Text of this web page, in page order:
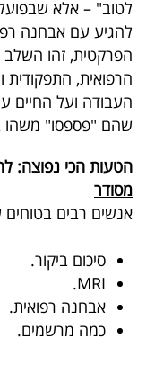
רכילות
עסקית
קריפטו
ויראלי
טלוויזיה
עסקי
קריירה
ולימודים
לטוב" – אלא
להגיע עם אבחנה
הפרקטית, זהו
הרפואית,
העבודה ועל החיים
שהם "פספסו" משהו
הטעות הכי נפוצה:
מסודר
אנשים רבים
סיכום ביקור.
MRI
.
אבחנה רפואית.
כמה מרשמים.